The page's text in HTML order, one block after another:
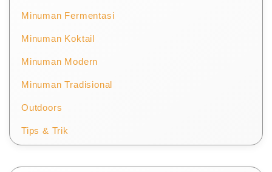
Minuman Fermentasi
Minuman Koktail
Minuman Modern
Minuman Tradisional
Outdoors
Tips & Trik